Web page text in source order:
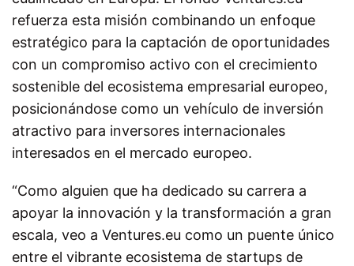
refuerza esta misión combinando un enfoque
estratégico para la captación de oportunidades
con un compromiso activo con el crecimiento
sostenible del ecosistema empresarial europeo,
posicionándose como un vehículo de inversión
atractivo para inversores internacionales
interesados en el mercado europeo.
“Como alguien que ha dedicado su carrera a
apoyar la innovación y la transformación a gran
escala, veo a Ventures.eu como un puente único
entre el vibrante ecosistema de startups de